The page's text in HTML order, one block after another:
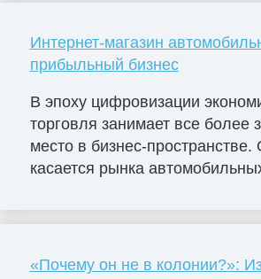
Интернет-магазин
прибыльный бизнес
В эпоху цифровизации
торговля занимает все более
место в бизнес-пространстве.
касается рынка
«Почему он не в колонии?»: